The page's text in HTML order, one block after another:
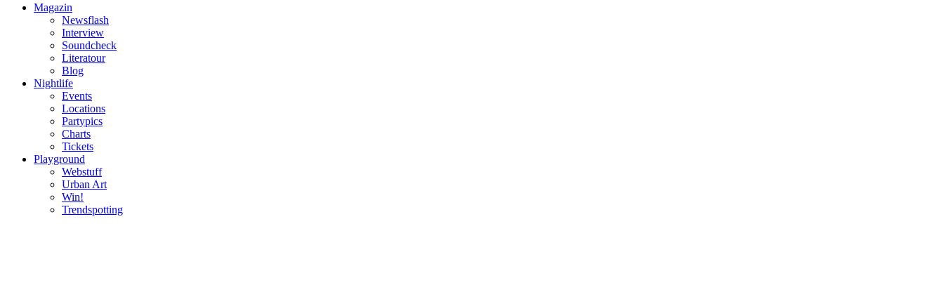
Magazin
Newsflash
Interview
Soundcheck
Literatour
Blog
Nightlife
Events
Locations
Partypics
Charts
Tickets
Playground
Webstuff
Urban Art
Win!
Trendspotting